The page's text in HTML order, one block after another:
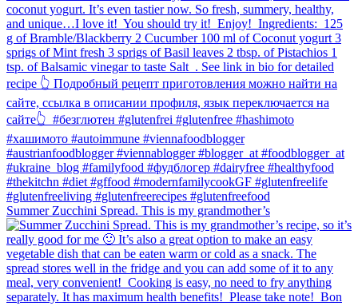
Summer Zucchini Spread.⁠ This is my grandmother’s